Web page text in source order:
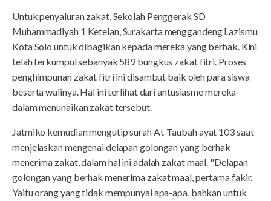
Untuk penyaluran zakat, Sekolah Penggerak SD
Muhammadiyah 1 Ketelan, Surakarta menggandeng Lazismu
Kota Solo untuk dibagikan kepada mereka yang berhak. Kini
telah terkumpul sebanyak 589 bungkus zakat fitri. Proses
penghimpunan zakat fitri ini disambut baik oleh para siswa
beserta walinya. Hal ini terlihat dari antusiasme mereka
dalam menunaikan zakat tersebut.
Jatmiko kemudian mengutip surah At-Taubah ayat 103 saat
menjelaskan mengenai delapan golongan yang berhak
menerima zakat, dalam hal ini adalah zakat maal. "Delapan
golongan yang berhak menerima zakat maal, pertama fakir.
Yaitu orang yang tidak mempunyai apa-apa, bahkan untuk